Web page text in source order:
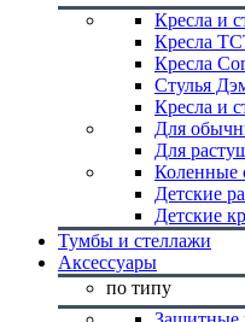
Кресла и
Кресла
Кресла
Стулья
Кресла и
Для
Для
Коленные
Детские
Детские
Тумбы и стеллажи
Аксессуары
по типу